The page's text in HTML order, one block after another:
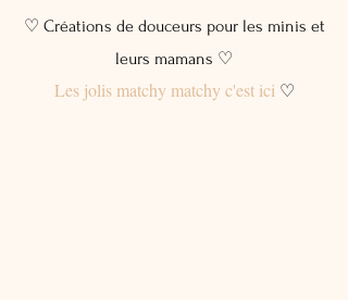
♡ Créations de douceurs pour les minis et
leurs mamans ♡
Les jolis matchy matchy c'est ici♡